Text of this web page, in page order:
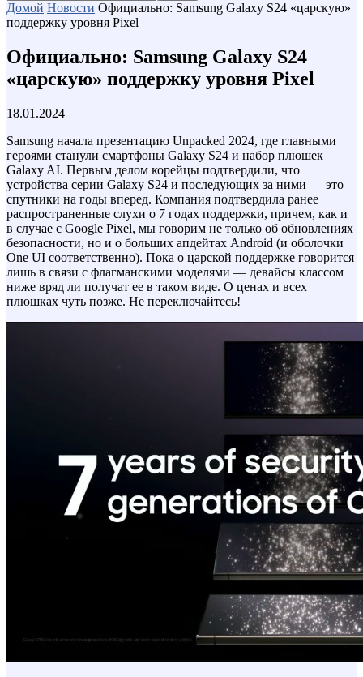
Домой Новости Официально: Samsung Galaxy S24 «царскую»
поддержку уровня Pixel
Официально: Samsung Galaxy S24
«царскую» поддержку уровня Pixel
18.01.2024
Samsung начала презентацию Unpacked 2024, где главными
героями станули смартфоны Galaxy S24 и набор плюшек
Galaxy AI. Первым делом корейцы подтвердили, что
устройства серии Galaxy S24 и последующих за ними — это
спутники на годы вперед. Компания подтвердила ранее
распространенные слухи о 7 годах поддержки, причем, как и
в случае с Google Pixel, мы говорим не только об обновлениях
безопасности, но и о больших апдейтах Android (и оболочки
One UI соответственно). Пока о царской поддержке говорится
лишь в связи с флагманскими моделями — девайсы классом
ниже вряд ли получат ее в таком виде. О ценах и всех
плюшках чуть позже. Не переключайтесь!